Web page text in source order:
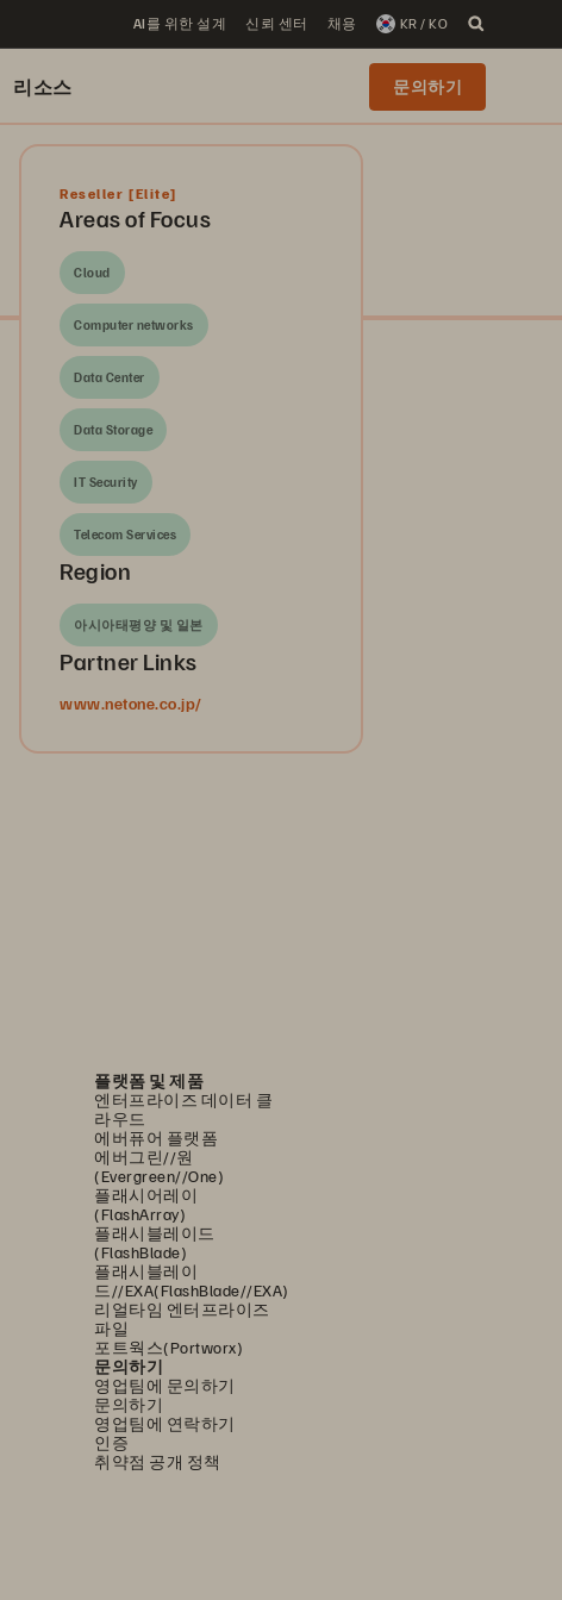
AI를 위한 설계 신뢰 센터 채용 KR / KO
리소스 문의하기
Reseller [Elite]
Areas of Focus
Cloud
Computer networks
Data Center
Data Storage
IT Security
Telecom Services
Region
아시아태평양 및 일본
Partner Links
www.netone.co.jp/
플랫폼 및 제품
엔터프라이즈 데이터 클
라우드
에버퓨어 플랫폼
에버그린//원
(Evergreen//One)
플래시어레이
(FlashArray)
플래시블레이드
(FlashBlade)
플래시블레이
드//EXA(FlashBlade//EXA)
리얼타임 엔터프라이즈
파일
포트웍스(Portworx)
문의하기
영업팀에 문의하기
문의하기
영업팀에 연락하기
인증
취약점 공개 정책